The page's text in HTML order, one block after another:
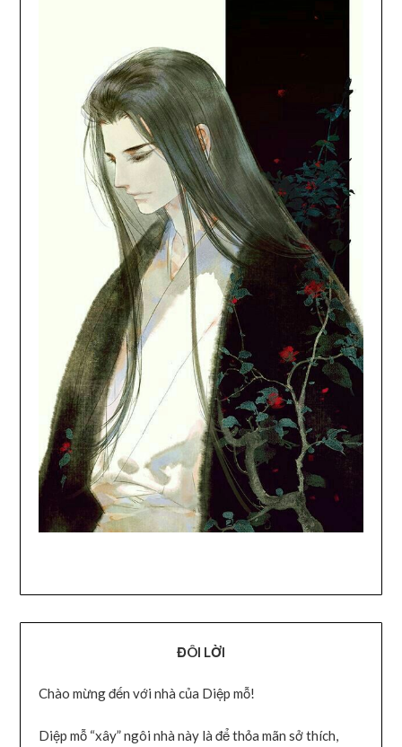
ĐÔI LỜI
Chào mừng đến với nhà của Diệp mỗ!
Diệp mỗ “xây” ngôi nhà này là để thỏa mãn sở thích,